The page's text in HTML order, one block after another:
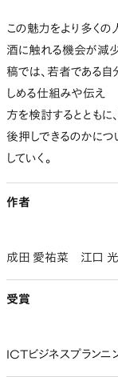
この魅力をより多く
酒に触れる機会が減
稿では、若者である
しめる仕組みや伝え
方を検討するとともに
後押しできるのかに
していく。
作者
成田 愛祐菜 江口
受賞
ICTビジネスプラン